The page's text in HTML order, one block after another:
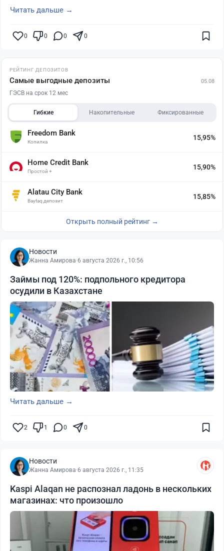
Читать дальше →
0 0 0 0
РЕЙТИНГ ДЕПОЗИТОВ
Самые выгодные депозиты 05.08
ГЭСВ на срок 12 мес
Гибкие Накопительные Фиксированные
Freedom Bank
Копилка
15,95%
Home Credit Bank
Простой +
15,90%
Alatau City Bank
Baytaq депозит
15,85%
Открыть полный рейтинг →
Новости
Жанна Амирова·6 августа 2026 г., 10:56
Займы под 120%: подпольного кредитора
осудили в Казахстане
Читать дальше →
2 1 0 0
Новости
Жанна Амирова·6 августа 2026 г., 11:35
Kaspi Alaqan не распознал ладонь в нескольких
магазинах: что произошло